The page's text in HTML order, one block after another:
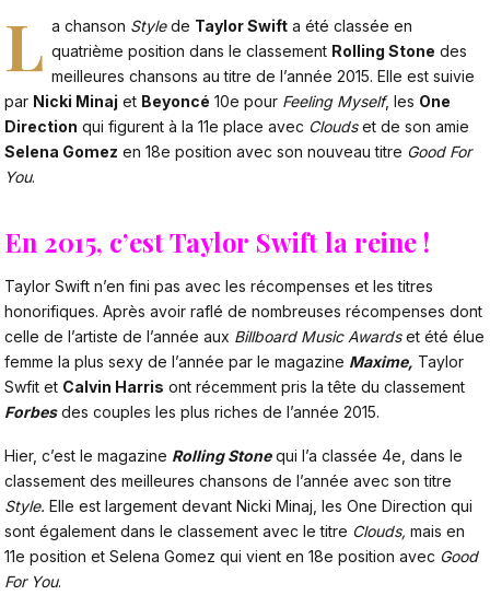
L a chanson Stylede Taylor Swift a été classée en
quatrième position dans le classement Rolling Stone des
meilleures chansons au titre de l’année 2015. Elle est suivie
par Nicki Minaj et Beyoncé 10e pour Feeling Myself, les One
Direction qui figurent à la 11e place avec Cloudset de son amie
Selena Gomez en 18e position avec son nouveau titre Good For
You.
En 2015, c’est Taylor Swift la reine !
Taylor Swift n’en fini pas avec les récompenses et les titres
honorifiques. Après avoir raflé de nombreuses récompenses dont
celle de l’artiste de l’année aux Billboard Music Awardset été élue
femme la plus sexy de l’année par le magazine Maxime, Taylor
Swfit et Calvin Harris ont récemment pris la tête du classement
Forbesdes couples les plus riches de l’année 2015.
Hier, c’est le magazine Rolling Stonequi l’a classée 4e, dans le
classement des meilleures chansons de l’année avec son titre
Style. Elle est largement devant Nicki Minaj, les One Direction qui
sont également dans le classement avec le titre Clouds, mais en
11e position et Selena Gomez qui vient en 18e position avec Good
For You.